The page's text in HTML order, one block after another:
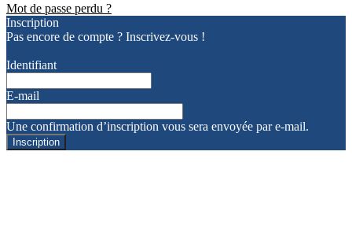
Mot de passe perdu ?
Inscription
Pas encore de compte ? Inscrivez-vous !
Identifiant
E-mail
Une confirmation d’inscription vous sera envoyée par e-mail.